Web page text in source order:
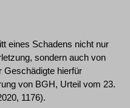
eines Schadens nicht nur
sondern auch von
Geschädigte hierfür
von BGH, Urteil vom 23.
1176).